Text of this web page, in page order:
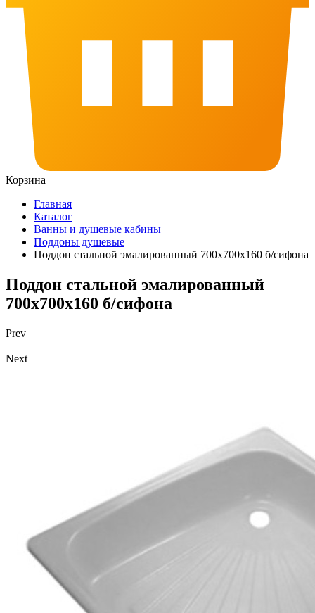
Корзина
Главная
Каталог
Ванны и душевые кабины
Поддоны душевые
Поддон стальной эмалированный 700х700х160 б/сифона
Поддон стальной эмалированный
700х700х160 б/сифона
Prev
Next